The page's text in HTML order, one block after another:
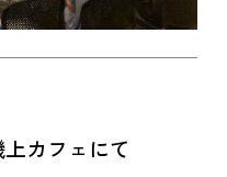
カフェにて